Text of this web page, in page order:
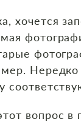
хочется
вопрос в